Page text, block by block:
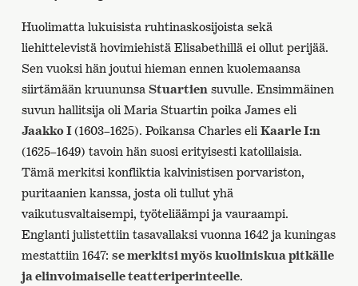
Huolimatta lukuisista ruhtinaskosijoista sekä
liehittelevistä hovimiehistä Elisabethillä ei ollut perijää.
Sen vuoksi hän joutui hieman ennen kuolemaansa
siirtämään kruununsa Stuartien suvulle. Ensimmäinen
suvun hallitsija oli Maria Stuartin poika James eli
Jaakko I(1603–1625). Poikansa Charles eli Kaarle I:n
(1625–1649) tavoin hän suosi erityisesti katolilaisia.
Tämä merkitsi konfliktia kalvinistisen porvariston,
puritaanien kanssa, josta oli tullut yhä
vaikutusvaltaisempi, työteliäämpi ja vauraampi.
Englanti julistettiin tasavallaksi vuonna 1642 ja kuningas
mestattiin 1647: se merkitsi myös kuoliniskua pitkälle
ja elinvoimaiselle teatteriperinteelle.